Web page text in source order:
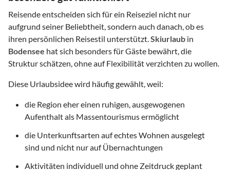
Reisende entscheiden sich für ein Reiseziel nicht nur
aufgrund seiner Beliebtheit, sondern auch danach, ob es
ihren persönlichen Reisestil unterstützt.Skiurlaub in
Bodensee hat sich besonders für Gäste bewährt, die
Struktur schätzen, ohne auf Flexibilität verzichten zu wollen.
Diese Urlaubsidee wird häufig gewählt, weil:
die Region eher einen ruhigen, ausgewogenen
Aufenthalt als Massentourismus ermöglicht
die Unterkunftsarten auf echtes Wohnen ausgelegt
sind und nicht nur auf Übernachtungen
Aktivitäten individuell und ohne Zeitdruck geplant